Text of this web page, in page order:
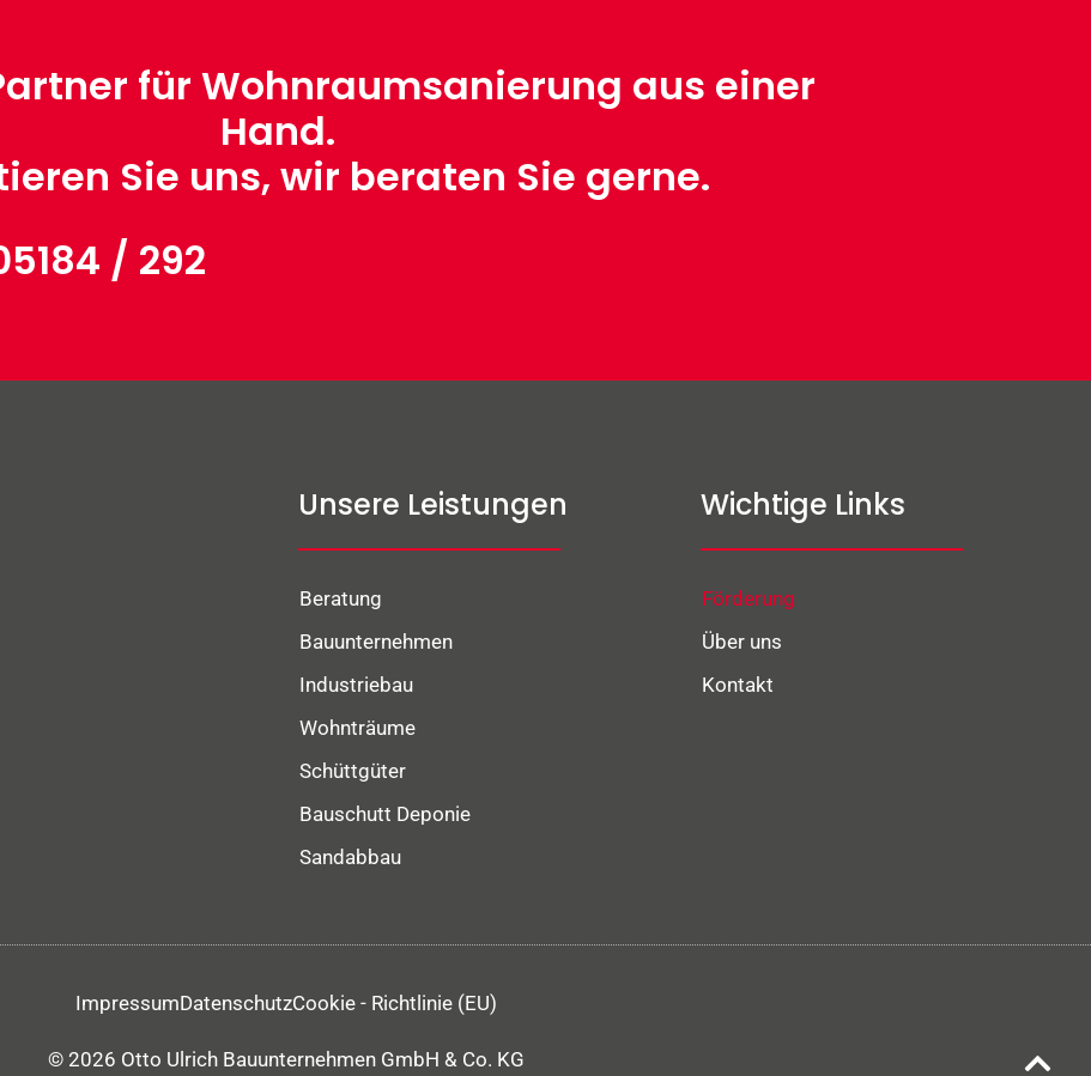
für Wohnraumsanierung aus einer
Hand.
Sie uns, wir beraten Sie gerne.
/ 292
Unsere Leistungen
Beratung
Bauunternehmen
Industriebau
Wohnträume
Schüttgüter
Bauschutt Deponie
Sandabbau
Wichtige Links
Förderung
Über uns
Kontakt
ImpressumDatenschutzCookie - Richtlinie (EU)
© 2026 Otto Ulrich Bauunternehmen GmbH & Co. KG